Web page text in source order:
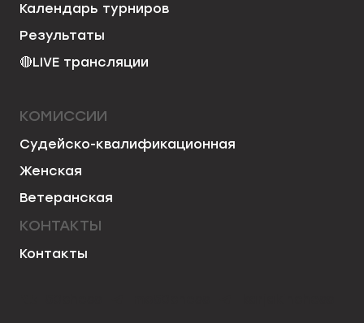
Календарь турниров
Результаты
🔴LIVE трансляции
КОМИССИИ
Судейско-квалификационная
Женская
Ветеранская
КОНТАКТЫ
Контакты